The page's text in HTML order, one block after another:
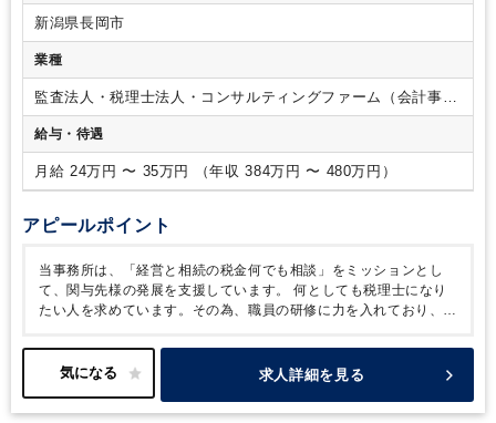
新潟県長岡市
業種
監査法人・税理士法人・コンサルティングファーム（会計事務
所）
給与・待遇
月給 24万円 〜 35万円 （年収 384万円 〜 480万円）
アピールポイント
当事務所は、「経営と相続の税金何でも相談」をミッションとし
て、関与先様の発展を支援しています。
何としても税理士になり
たい人を求めています。その為、職員の研修に力を入れており、国
大学の学費奨学金制度及び試験前休暇の付与等)を整えています。
【歓迎】Ｕターン、Ｉターンの方！求人詳細を見る